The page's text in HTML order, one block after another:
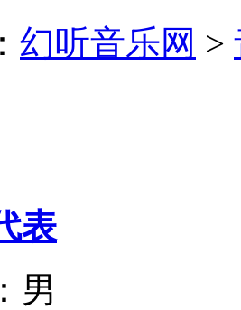
幻听音乐网 >
表
男